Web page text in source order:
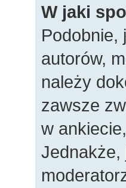
W jaki
Podobnie,
autorów,
należy
zawsze
w
Jednakże,